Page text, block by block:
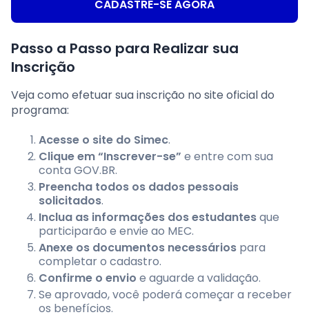
CADASTRE-SE AGORA
Passo a Passo para Realizar sua
Inscrição
Veja como efetuar sua inscrição no site oficial do
programa:
Acesse o site do Simec.
Clique em “Inscrever-se” e entre com sua
conta GOV.BR.
Preencha todos os dados pessoais
solicitados.
Inclua as informações dos estudantesque
participarão e envie ao MEC.
Anexe os documentos necessários para
completar o cadastro.
Confirme o envio e aguarde a validação.
Se aprovado, você poderá começar a receber
os benefícios.